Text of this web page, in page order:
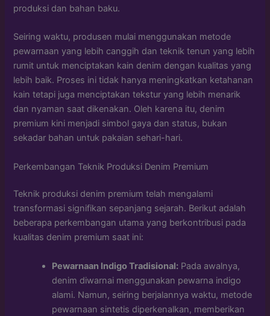
produksi dan bahan baku.
Seiring waktu, produsen mulai menggunakan metode
pewarnaan yang lebih canggih dan teknik tenun yang lebih
rumit untuk menciptakan kain denim dengan kualitas yang
lebih baik. Proses ini tidak hanya meningkatkan ketahanan
kain tetapi juga menciptakan tekstur yang lebih menarik
dan nyaman saat dikenakan. Oleh karena itu, denim
premium kini menjadi simbol gaya dan status, bukan
sekadar bahan untuk pakaian sehari-hari.
Perkembangan Teknik Produksi Denim Premium
Teknik produksi denim premium telah mengalami
transformasi signifikan sepanjang sejarah. Berikut adalah
beberapa perkembangan utama yang berkontribusi pada
kualitas denim premium saat ini:
Pewarnaan Indigo Tradisional: Pada awalnya,
denim diwarnai menggunakan pewarna indigo
alami. Namun, seiring berjalannya waktu, metode
pewarnaan sintetis diperkenalkan, memberikan